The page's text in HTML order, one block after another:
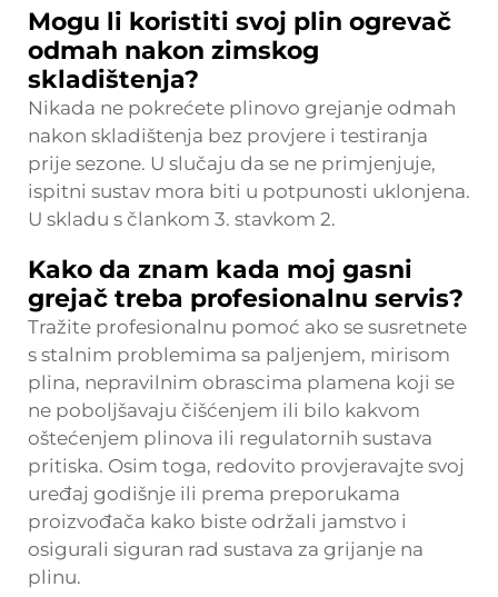
Mogu li koristiti svoj plin ogrevač
odmah nakon zimskog
skladištenja?
Nikada ne pokrećete plinovo grejanje odmah
nakon skladištenja bez provjere i testiranja
prije sezone. U slučaju da se ne primjenjuje,
ispitni sustav mora biti u potpunosti uklonjena.
U skladu s člankom 3. stavkom 2.
Kako da znam kada moj gasni
grejač treba profesionalnu servis?
Tražite profesionalnu pomoć ako se susretnete
s stalnim problemima sa paljenjem, mirisom
plina, nepravilnim obrascima plamena koji se
ne poboljšavaju čišćenjem ili bilo kakvom
oštećenjem plinova ili regulatornih sustava
pritiska. Osim toga, redovito provjeravajte svoj
uređaj godišnje ili prema preporukama
proizvođača kako biste održali jamstvo i
osigurali siguran rad sustava za grijanje na
plinu.